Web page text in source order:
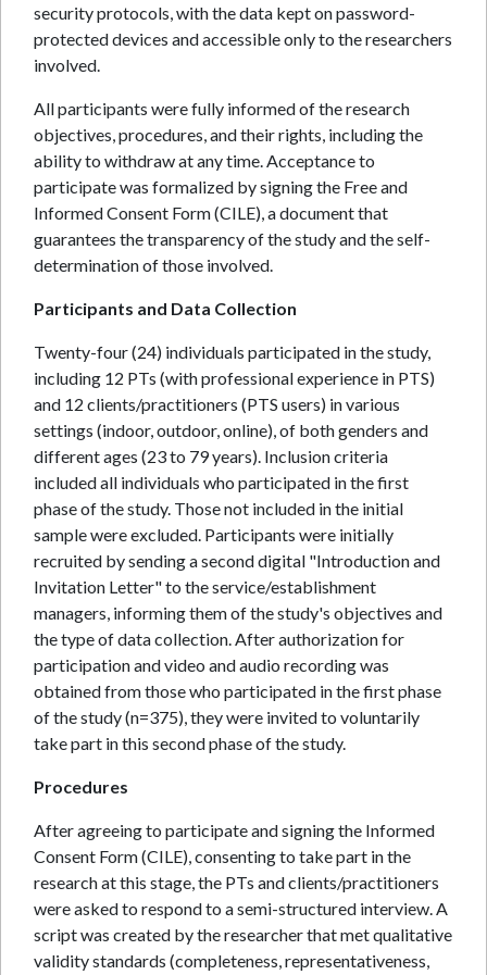
security protocols, with the data kept on password-
protected devices and accessible only to the researchers
involved.
All participants were fully informed of the research
objectives, procedures, and their rights, including the
ability to withdraw at any time. Acceptance to
participate was formalized by signing the Free and
Informed Consent Form (CILE), a document that
guarantees the transparency of the study and the self-
determination of those involved.
Participants and Data Collection
Twenty-four (24) individuals participated in the study,
including 12 PTs (with professional experience in PTS)
and 12 clients/practitioners (PTS users) in various
settings (indoor, outdoor, online), of both genders and
different ages (23 to 79 years). Inclusion criteria
included all individuals who participated in the first
phase of the study. Those not included in the initial
sample were excluded. Participants were initially
recruited by sending a second digital "Introduction and
Invitation Letter" to the service/establishment
managers, informing them of the study's objectives and
the type of data collection. After authorization for
participation and video and audio recording was
obtained from those who participated in the first phase
of the study (n=375), they were invited to voluntarily
take part in this second phase of the study.
Procedures
After agreeing to participate and signing the Informed
Consent Form (CILE), consenting to take part in the
research at this stage, the PTs and clients/practitioners
were asked to respond to a semi-structured interview. A
script was created by the researcher that met qualitative
validity standards (completeness, representativeness,